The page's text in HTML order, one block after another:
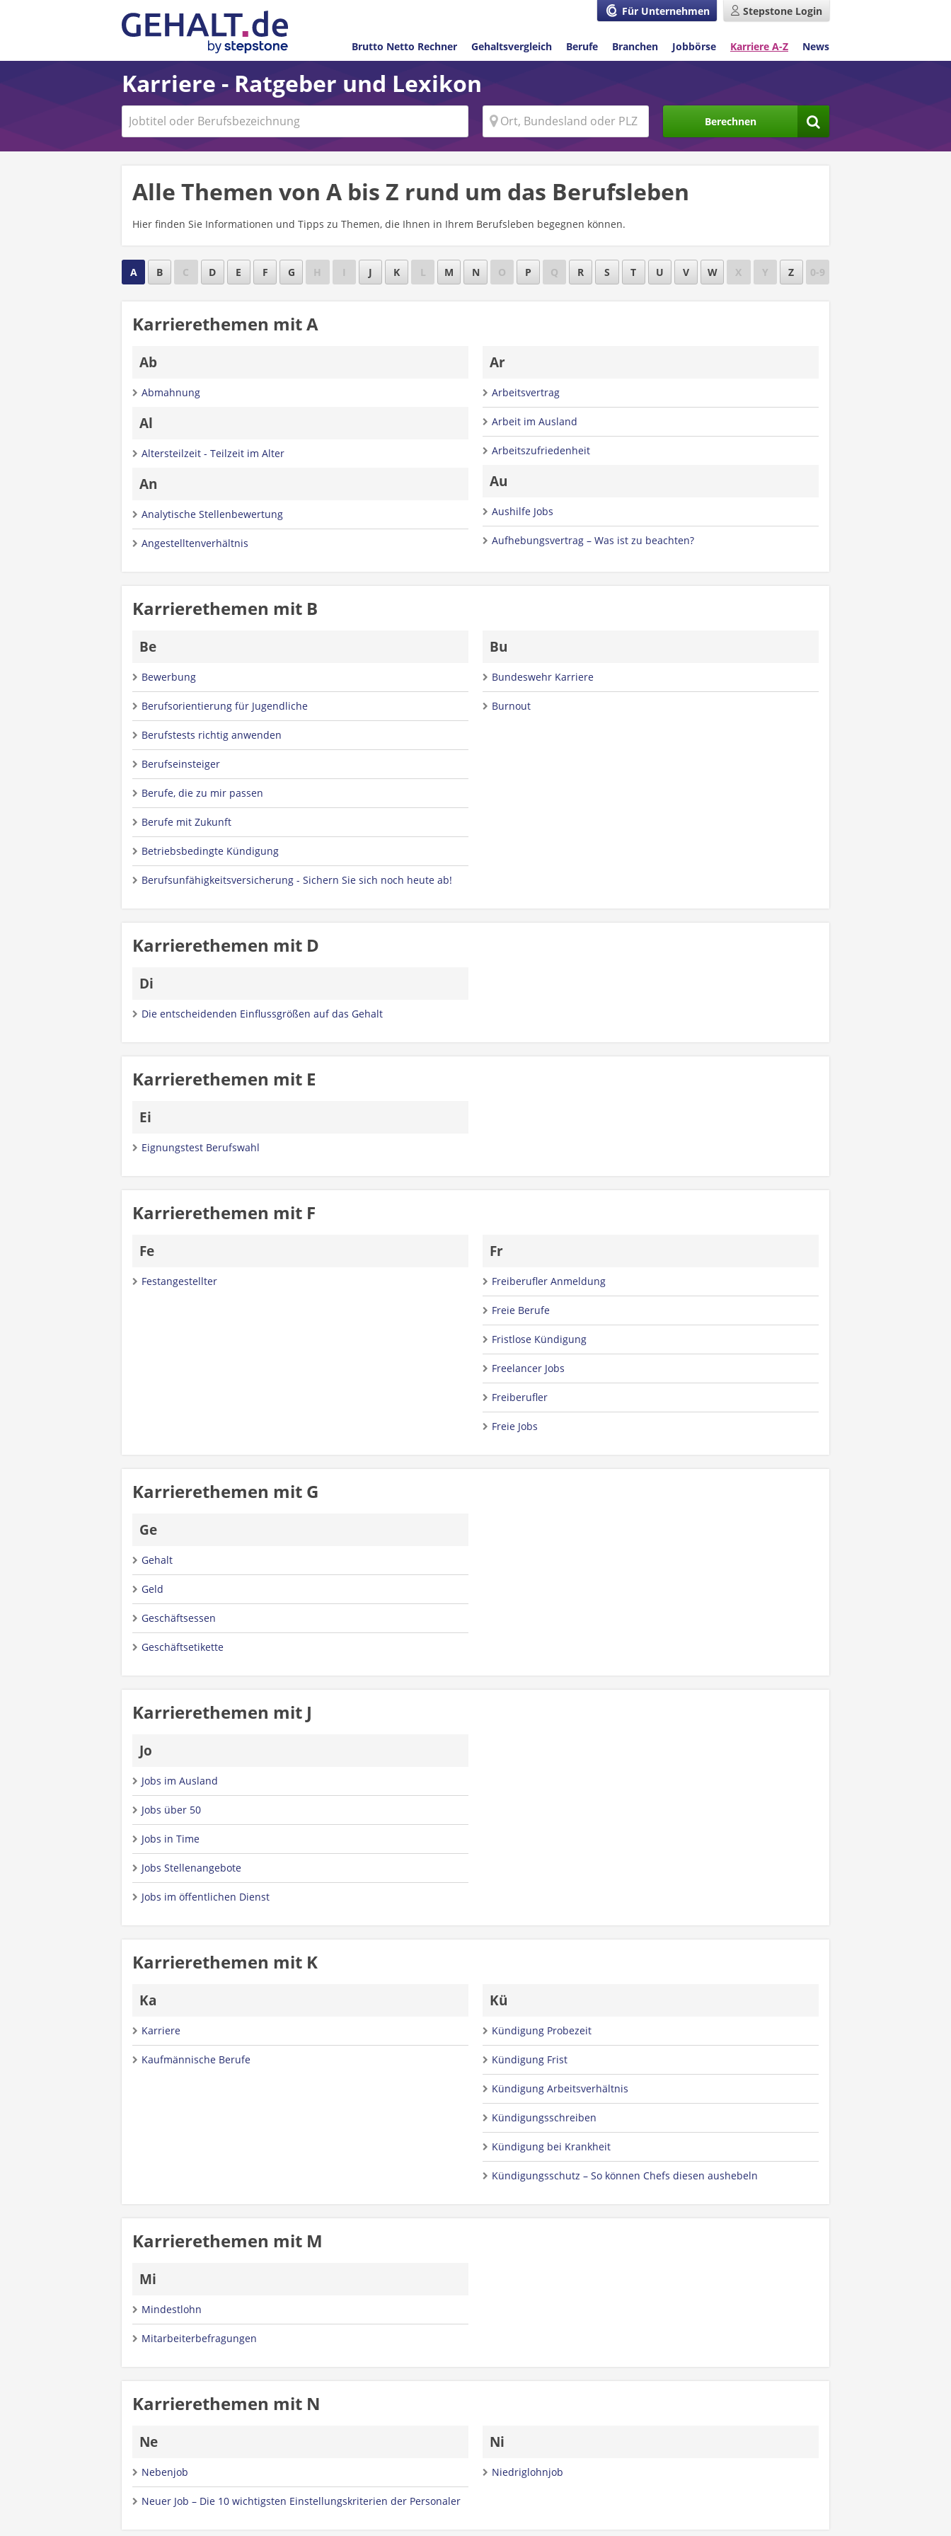
Für Unternehmen Stepstone Login
Brutto Netto Rechner Gehaltsvergleich Berufe Branchen Jobbörse Karriere A-Z News
Karriere - Ratgeber und Lexikon
Berechnen
Alle Themen von A bis Z rund um das Berufsleben
Hier finden Sie Informationen und Tipps zu Themen, die Ihnen in Ihrem Berufsleben begegnen können.
A B C D E F G H I J K L M N O P Q R S T U V W X Y Z 0-9
Karrierethemen mit A
Ab
Abmahnung
Al
Altersteilzeit - Teilzeit im Alter
An
Analytische Stellenbewertung
Angestelltenverhältnis
Ar
Arbeitsvertrag
Arbeit im Ausland
Arbeitszufriedenheit
Au
Aushilfe Jobs
Aufhebungsvertrag – Was ist zu beachten?
Karrierethemen mit B
Be
Bewerbung
Berufsorientierung für Jugendliche
Berufstests richtig anwenden
Berufseinsteiger
Berufe, die zu mir passen
Berufe mit Zukunft
Betriebsbedingte Kündigung
Berufsunfähigkeitsversicherung - Sichern Sie sich noch heute ab!
Bu
Bundeswehr Karriere
Burnout
Karrierethemen mit D
Di
Die entscheidenden Einflussgrößen auf das Gehalt
Karrierethemen mit E
Ei
Eignungstest Berufswahl
Karrierethemen mit F
Fe
Festangestellter
Fr
Freiberufler Anmeldung
Freie Berufe
Fristlose Kündigung
Freelancer Jobs
Freiberufler
Freie Jobs
Karrierethemen mit G
Ge
Gehalt
Geld
Geschäftsessen
Geschäftsetikette
Karrierethemen mit J
Jo
Jobs im Ausland
Jobs über 50
Jobs in Time
Jobs Stellenangebote
Jobs im öffentlichen Dienst
Karrierethemen mit K
Ka
Karriere
Kaufmännische Berufe
Kü
Kündigung Probezeit
Kündigung Frist
Kündigung Arbeitsverhältnis
Kündigungsschreiben
Kündigung bei Krankheit
Kündigungsschutz – So können Chefs diesen aushebeln
Karrierethemen mit M
Mi
Mindestlohn
Mitarbeiterbefragungen
Karrierethemen mit N
Ne
Nebenjob
Neuer Job – Die 10 wichtigsten Einstellungskriterien der Personaler
Ni
Niedriglohnjob